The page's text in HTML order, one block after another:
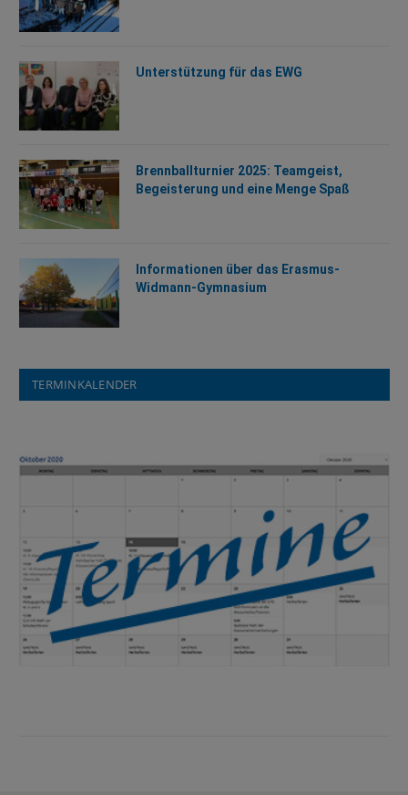
Unterstützung für das EWG
Brennballturnier 2025: Teamgeist,
Begeisterung und eine Menge Spaß
Informationen über das Erasmus-
Widmann-Gymnasium
TERMINKALENDER